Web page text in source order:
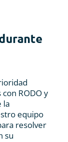
RODO y
la
equipo
resolver
su